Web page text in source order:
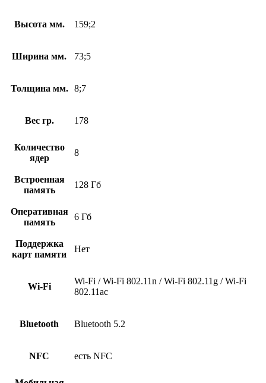
Высота мм. 159;2
Ширина мм. 73;5
Толщина мм. 8;7
Вес гр. 178
Количество
ядер
8
Встроенная
память
128 Гб
Оперативная
память
6 Гб
Поддержка
карт памяти
Нет
Wi-Fi
Wi-Fi / Wi-Fi 802.11n / Wi-Fi 802.11g / Wi-Fi
802.11ac
Bluetooth Bluetooth 5.2
NFC есть NFC